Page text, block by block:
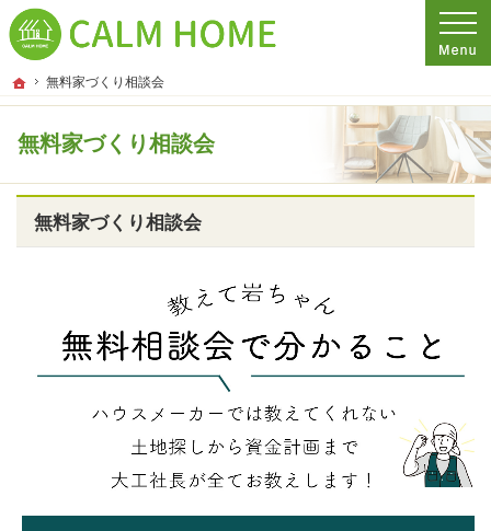
ホーム
無料家づくり相談会
無料家づくり相談会
プロの目線からご提案。埼玉県さいたま市の注文住宅・新築戸建てを手がける工
埼玉県さいたま市の新築・注文住宅・新築戸建てを手がける工務店ならCALM
無料家づくり相談会